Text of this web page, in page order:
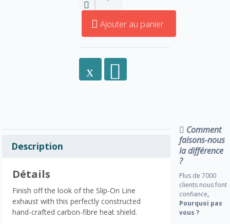
Ajouter au panier
Description
Détails
Finish off the look of the Slip-On Line
exhaust with this perfectly constructed
hand-crafted carbon-fibre heat shield.
Comment
faisons-nous
la différence
?
Plus de 7000
clients nous font
confiance,
Pourquoi pas
vous ?